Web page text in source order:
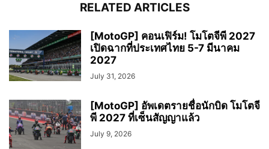
RELATED ARTICLES
[MotoGP] คอนเฟิร์ม! โมโตจีพี 2027
เปิดฉากที่ประเทศไทย 5-7 มีนาคม
2027
July 31, 2026
[MotoGP] อัพเดตรายชื่อนักบิด โมโตจี
พี 2027 ที่เซ็นสัญญาแล้ว
July 9, 2026